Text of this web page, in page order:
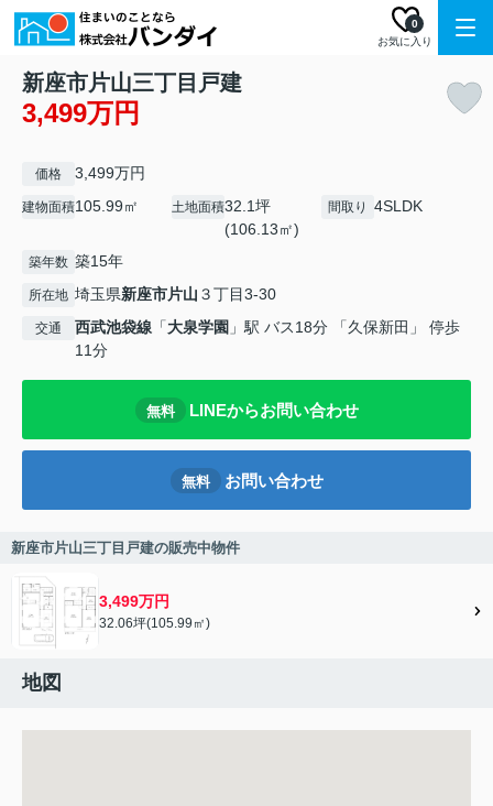
お気に入り
0
新座市片山三丁目戸建
3,499万円
価格 3,499万円
建物面積105.99㎡ 土地面積32.1坪
(106.13㎡)
間取り 4SLDK
築年数 築15年
所在地 埼玉県新座市片山 ３丁目3-30
交通 西武池袋線 「大泉学園 」駅 バス18分 「久保新田」 停歩
11分
無料 LINEからお問い合わせ
無料 お問い合わせ
新座市片山三丁目戸建の販売中物件
3,499万円
32.06坪(105.99㎡)
地図